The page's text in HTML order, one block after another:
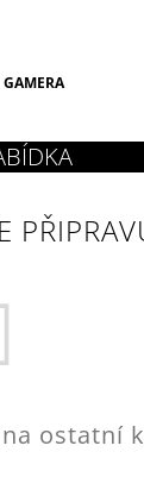
GAMERA
ostatní